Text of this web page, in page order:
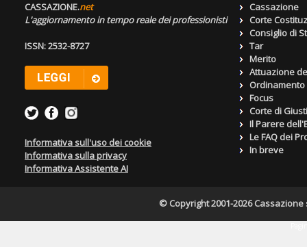
CASSAZIONE.net
L'aggiornamento in tempo reale dei professionisti
ISSN: 2532-8727
Informativa sull'uso dei cookie
Informativa sulla privacy
Informativa Assistente AI
Cassazione
Corte
Consiglio di
Tar
Merito
Attuazione
Focus
Corte di
Il Parere
Le FAQ dei
In breve
© Copyright 2001-2026 Cassazione